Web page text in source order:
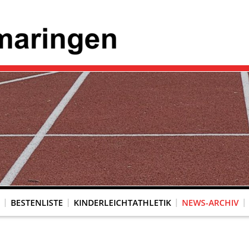
BESTENLISTE KINDERLEICHTATHLETIK NEWS-ARCHIV